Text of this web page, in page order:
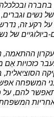
נשים
רקע זה,
ביולוגיים של
ההתאמה,
כזכויות אֵם
המשפחה
להם, על